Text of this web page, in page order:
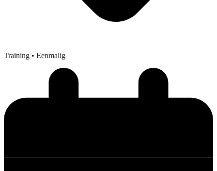
Training • Eenmalig